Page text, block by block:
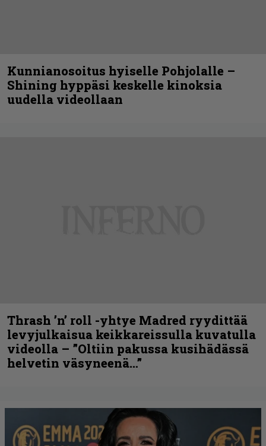
Kunnianosoitus hyiselle Pohjolalle –
Shining hyppäsi keskelle kinoksia
uudella videollaan
Thrash ’n’ roll -yhtye Madred ryydittää
levyjulkaisua keikkareissulla kuvatulla
videolla – ”Oltiin pakussa kusihädässä
helvetin väsyneenä…”